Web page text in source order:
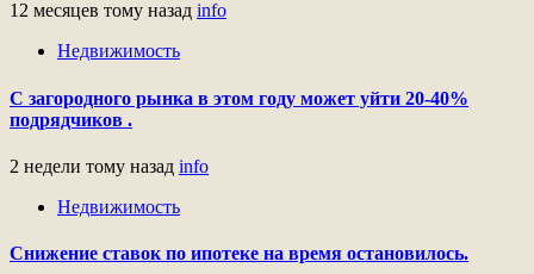
12 месяцев тому назад info
Недвижимость
С загородного рынка в этом году может уйти 20-40%
подрядчиков .
2 недели тому назад info
Недвижимость
Снижение ставок по ипотеке на время остановилось.